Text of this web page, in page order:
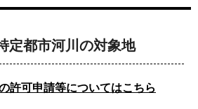
定都市河川の対象地
許可申請等についてはこちら